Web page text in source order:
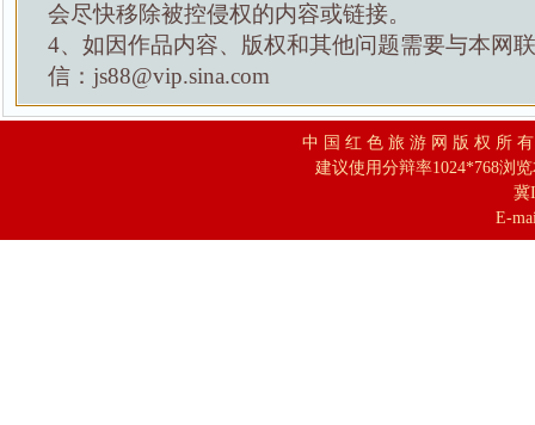
会尽快移除被控侵权的内容或链接。
4、如因作品内容、版权和其他问题需要与本网
信：js88@vip.sina.com
中 国 红 色 旅 游 网 版 权 所
建议使用分辩率1024*768浏
冀
E-